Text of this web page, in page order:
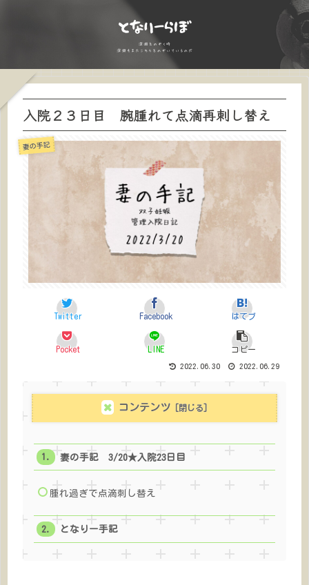
入院２３日目 腕腫れて点滴再刺し替え
妻の手記
Twitter Facebook はてブ
Pocket LINE コピー
2022.06.30 2022.06.29
コンテンツ
妻の手記 3/20★入院23日目
腫れ過ぎで点滴刺し替え
となりー手記